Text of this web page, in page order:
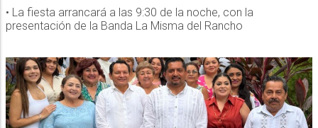
• La fiesta arrancará a las 9:30 de la noche, con la
presentación de la Banda La Misma del Rancho